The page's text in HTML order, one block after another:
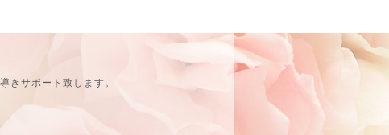
きサポート致します。